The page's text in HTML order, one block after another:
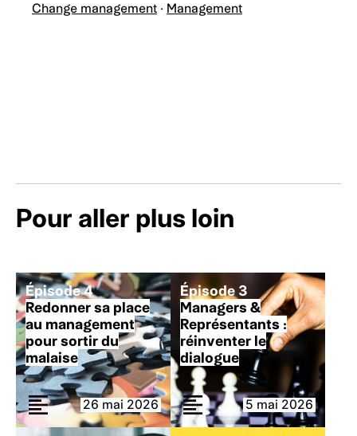
Change management · Management
Pour aller plus loin
Épisode 4
Redonner sa place
au management
pour sortir du
malaise
26 mai 2026
Épisode 3
Managers &
Représentants :
réinventer le
dialogue
5 mai 2026